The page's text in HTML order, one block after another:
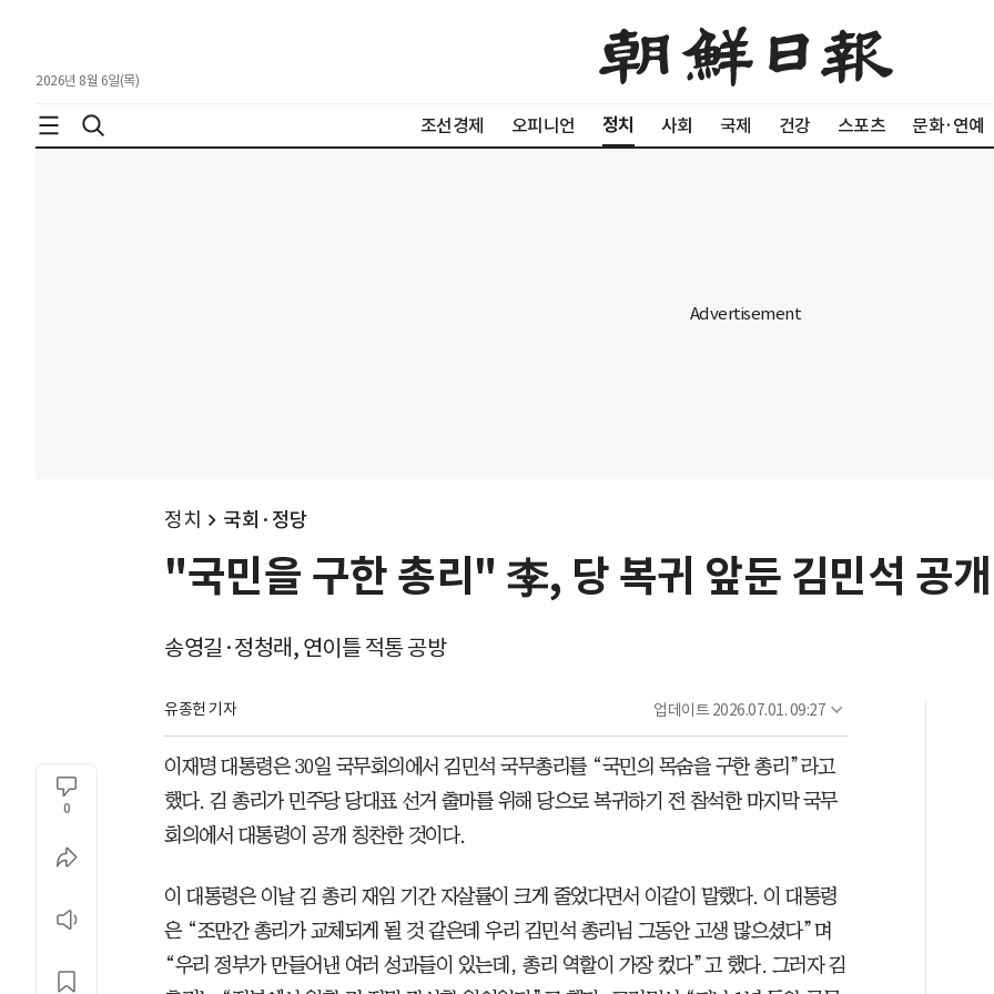
2026년 8월 6일(목)
조선경제 오피니언 정치 사회 국제 건강 스포츠 문화·연예
정치 국회·정당
"국민을 구한 총리" 李, 당 복귀 앞둔 김민석 공
송영길·정청래, 연이틀 적통 공방
유종헌 기자 업데이트 2026.07.01. 09:27
0
이재명 대통령은 30일 국무회의에서 김민석 국무총리를 “국민의 목숨을 구한 총리”라고
했다. 김 총리가 민주당 당대표 선거 출마를 위해 당으로 복귀하기 전 참석한 마지막 국무
회의에서 대통령이 공개 칭찬한 것이다.
이 대통령은 이날 김 총리 재임 기간 자살률이 크게 줄었다면서 이같이 말했다. 이 대통령
은 “조만간 총리가 교체되게 될 것 같은데 우리 김민석 총리님 그동안 고생 많으셨다”며
“우리 정부가 만들어낸 여러 성과들이 있는데, 총리 역할이 가장 컸다”고 했다. 그러자 김